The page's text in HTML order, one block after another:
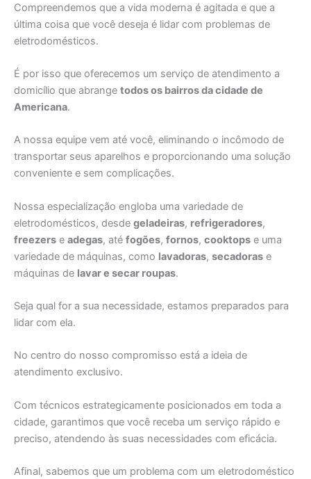
Compreendemos que a vida moderna é agitada e que a
última coisa que você deseja é lidar com problemas de
eletrodomésticos.
É por isso que oferecemos um serviço de atendimento a
domicílio que abrange todos os bairros da cidade de
Americana.
A nossa equipe vem até você, eliminando o incômodo de
transportar seus aparelhos e proporcionando uma solução
conveniente e sem complicações.
Nossa especialização engloba uma variedade de
eletrodomésticos, desde geladeiras, refrigeradores,
freezers e adegas, até fogões, fornos, cooktops e uma
variedade de máquinas, como lavadoras, secadoras e
máquinas de lavar e secar roupas.
Seja qual for a sua necessidade, estamos preparados para
lidar com ela.
No centro do nosso compromisso está a ideia de
atendimento exclusivo.
Com técnicos estrategicamente posicionados em toda a
cidade, garantimos que você receba um serviço rápido e
preciso, atendendo às suas necessidades com eficácia.
Afinal, sabemos que um problema com um eletrodoméstico